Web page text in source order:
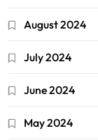
August 2024
July 2024
June 2024
May 2024